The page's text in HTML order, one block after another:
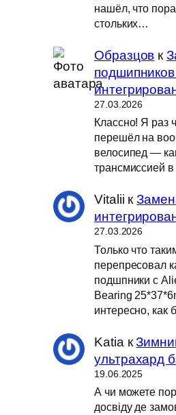
нашёл, что
стольких…
Образцов к
27.03.2026
Классно! Я раз
перешёл на
велосипед —
трансмиссией
Vitalii к
27.03.2026
Только что
перепресовал
подшпники с
Bearing
интересно, как
Katia к
ультрахард
19.06.2025
А чи можете
досвіду де